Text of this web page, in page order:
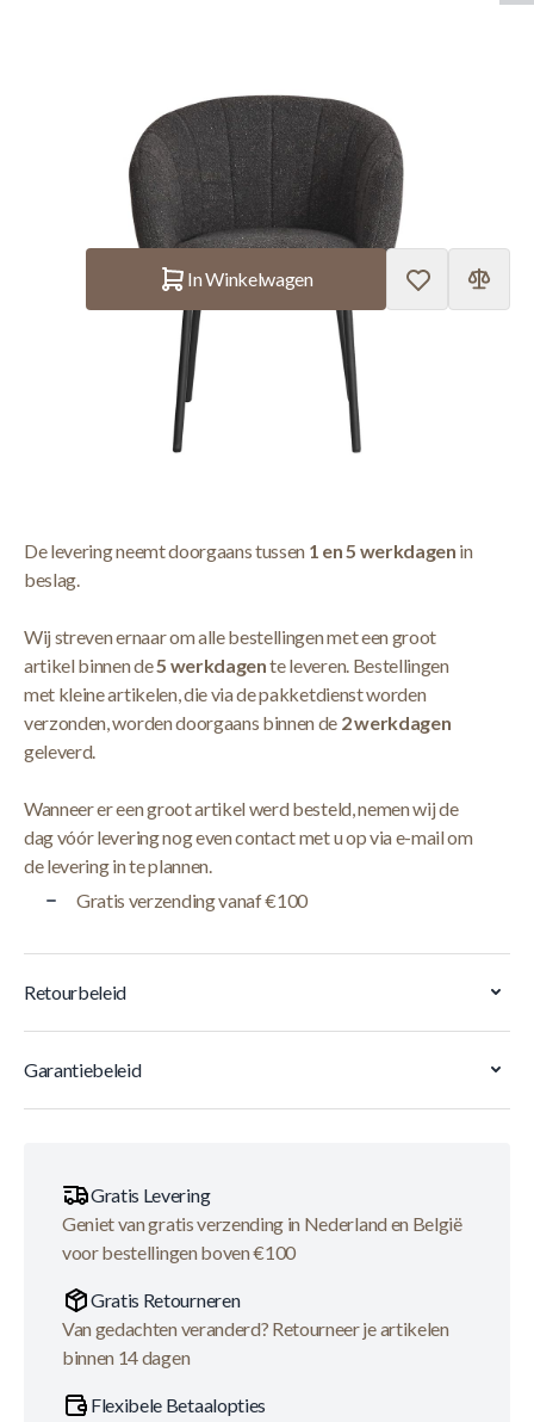
Bouclé Grijs
ITX.9455-11 manufacturer:Interiax
Op voorraad
In Winkelwagen
Interiax Eetkamerstoel 'Alina' Bouclé Grijs Meer Lezen
De levering neemt doorgaans tussen 1 en 5 werkdagen in
beslag.
Wij streven ernaar om alle bestellingen met een groot
artikel binnen de5 werkdagente leveren. Bestellingen
met kleine artikelen, die via de pakketdienst worden
verzonden, worden doorgaans binnen de 2 werkdagen
geleverd.
Wanneer er een groot artikel werd besteld, nemen wij de
dag vóór levering nog even contact met u op via e-mail om
de levering in te plannen.
Gratis verzending vanaf €100
Retourbeleid
Garantiebeleid
Gratis Levering
Geniet van gratis verzending in Nederland en België
voor bestellingen boven €100
Gratis Retourneren
Van gedachten veranderd? Retourneer je artikelen
binnen 14 dagen
Flexibele Betaalopties